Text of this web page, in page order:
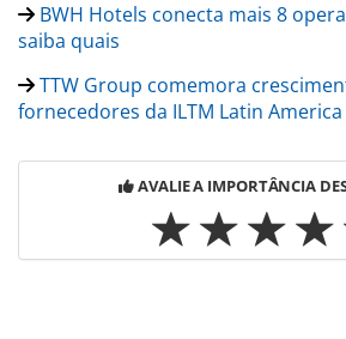
BWH Hotels conecta mais 8
saiba quais
TTW Group comemora
fornecedores da ILTM Latin America
AVALIE A IMPORTÂNCIA